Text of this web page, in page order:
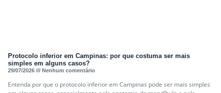
Protocolo inferior em Campinas: por que costuma ser mais
simples em alguns casos?
29/07/2026 Nenhum comentário
Entenda por que o protocolo inferior em Campinas pode ser mais simples